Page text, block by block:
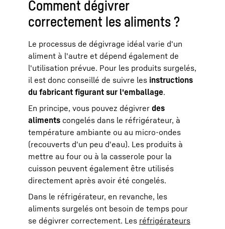
Comment dégivrer
correctement les aliments ?
Le processus de dégivrage idéal varie d'un
aliment à l'autre et dépend également de
l'utilisation prévue. Pour les produits surgelés,
il est donc conseillé de suivre les instructions
du fabricant figurant sur l'emballage.
En principe, vous pouvez dégivrer des
aliments congelés dans le réfrigérateur, à
température ambiante ou au micro-ondes
(recouverts d'un peu d'eau). Les produits à
mettre au four ou à la casserole pour la
cuisson peuvent également être utilisés
directement après avoir été congelés.
Dans le réfrigérateur, en revanche, les
aliments surgelés ont besoin de temps pour
se dégivrer correctement. Les réfrigérateurs